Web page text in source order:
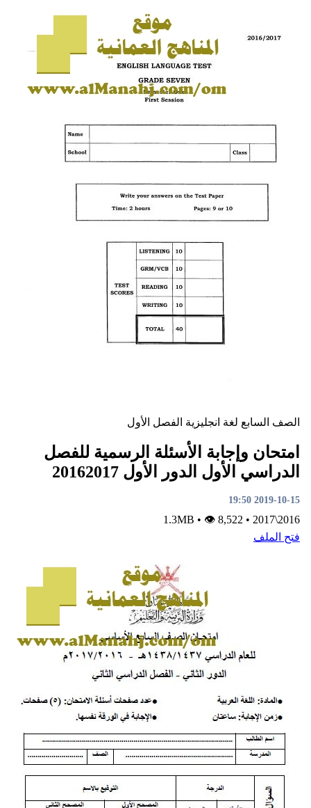
الصف السابع لغة انجليزية الفصل الأول
امتحان وإجابة الأسئلة الرسمية للفصل
الدراسي الأول الدور الأول 20162017
2019-10-15 19:50
2016\2017
•
1.3MB
•👁 8,522
فتح الملف